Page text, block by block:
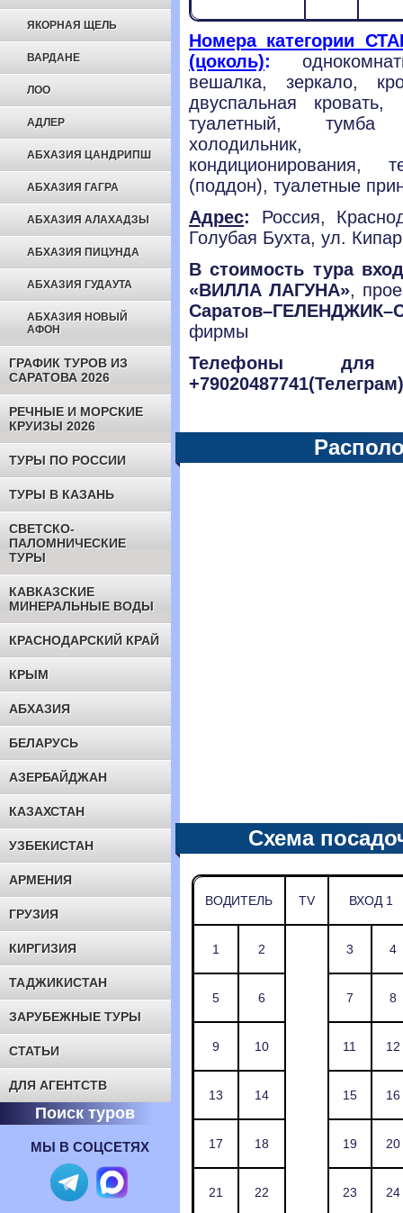
ЯКОРНАЯ ЩЕЛЬ
ВАРДАНЕ
ЛОО
АДЛЕР
АБХАЗИЯ ЦАНДРИПШ
АБХАЗИЯ ГАГРА
АБХАЗИЯ АЛАХАДЗЫ
АБХАЗИЯ ПИЦУНДА
АБХАЗИЯ ГУДАУТА
АБХАЗИЯ НОВЫЙ
АФОН
ГРАФИК ТУРОВ ИЗ
САРАТОВА 2026
РЕЧНЫЕ И МОРСКИЕ
КРУИЗЫ 2026
ТУРЫ ПО РОССИИ
ТУРЫ В КАЗАНЬ
СВЕТСКО-
ПАЛОМНИЧЕСКИЕ
ТУРЫ
КАВКАЗСКИЕ
МИНЕРАЛЬНЫЕ ВОДЫ
КРАСНОДАРСКИЙ КРАЙ
КРЫМ
АБХАЗИЯ
БЕЛАРУСЬ
АЗЕРБАЙДЖАН
КАЗАХСТАН
УЗБЕКИСТАН
АРМЕНИЯ
ГРУЗИЯ
КИРГИЗИЯ
ТАДЖИКИСТАН
ЗАРУБЕЖНЫЕ ТУРЫ
СТАТЬИ
ДЛЯ АГЕНТСТВ
Поиск туров
МЫ В СОЦСЕТЯХ
Номера категории
(цоколь):
вешалка,
зеркало,
двуспальная кровать,
туалетный,
тумба
холодильник,
кондиционирования,
(поддон), туалетные
Адрес: Россия,
Голубая Бухта, ул.
В стоимость тура
«ВИЛЛА ЛАГУНА»,
фирмы
Телефоны для
+79020487741(Телеграм)
Схема
ВОДИТЕЛЬ TV ВХОД 1
1 2 3 4
5 6 7 8
9 10 11 12
13 14 15 16
17 18 19 20
21 22 23 24